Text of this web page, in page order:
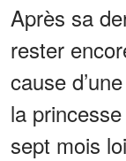
Après sa
rester
cause
la
sept mois